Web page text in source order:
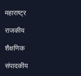
महाराष्ट्र
राजकीय
शैक्षणिक
संपादकीय